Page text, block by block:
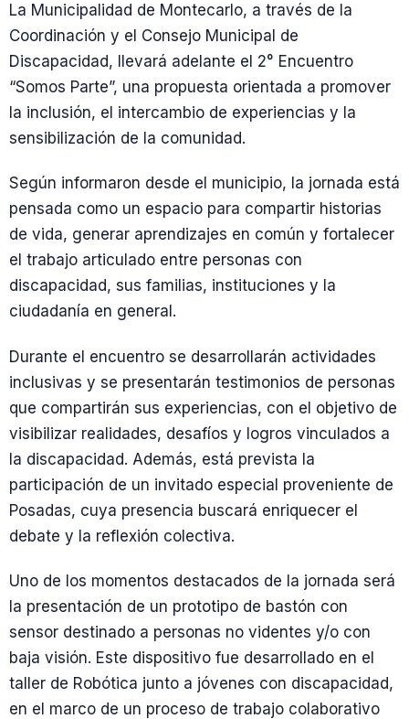
La Municipalidad de Montecarlo, a través de la
Coordinación y el Consejo Municipal de
Discapacidad, llevará adelante el 2° Encuentro
“Somos Parte”, una propuesta orientada a promover
la inclusión, el intercambio de experiencias y la
sensibilización de la comunidad.
Según informaron desde el municipio, la jornada está
pensada como un espacio para compartir historias
de vida, generar aprendizajes en común y fortalecer
el trabajo articulado entre personas con
discapacidad, sus familias, instituciones y la
ciudadanía en general.
Durante el encuentro se desarrollarán actividades
inclusivas y se presentarán testimonios de personas
que compartirán sus experiencias, con el objetivo de
visibilizar realidades, desafíos y logros vinculados a
la discapacidad. Además, está prevista la
participación de un invitado especial proveniente de
Posadas, cuya presencia buscará enriquecer el
debate y la reflexión colectiva.
Uno de los momentos destacados de la jornada será
la presentación de un prototipo de bastón con
sensor destinado a personas no videntes y/o con
baja visión. Este dispositivo fue desarrollado en el
taller de Robótica junto a jóvenes con discapacidad,
en el marco de un proceso de trabajo colaborativo